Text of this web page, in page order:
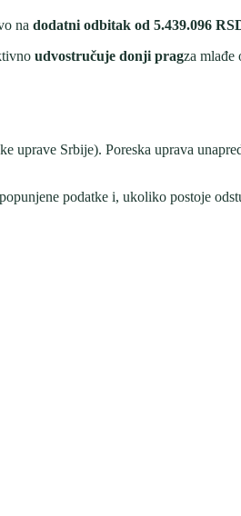
na dodatni odbitak od 5.439.096
udvostručuje donji pragza mlađe
uprave Srbije). Poreska uprava
podatke i, ukoliko postoje